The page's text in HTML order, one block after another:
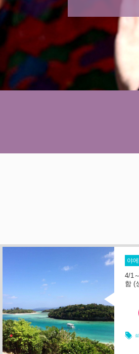
소요시간 1시간 이내
08/08 08/09 08/10 08/11
야
4/1
함 (